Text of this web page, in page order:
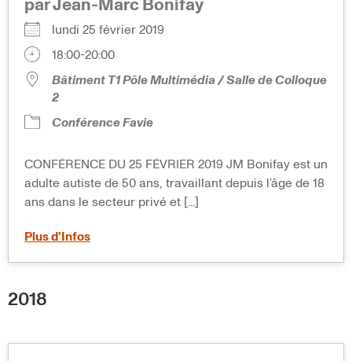
par Jean-Marc Bonifay
lundi 25 février 2019
18:00-20:00
Bâtiment T1 Pôle Multimédia / Salle de Colloque
2
Conférence Favie
CONFÉRENCE DU 25 FÉVRIER 2019 JM Bonifay est un
adulte autiste de 50 ans, travaillant depuis l’âge de 18
ans dans le secteur privé et [...]
Plus d’Infos
2018